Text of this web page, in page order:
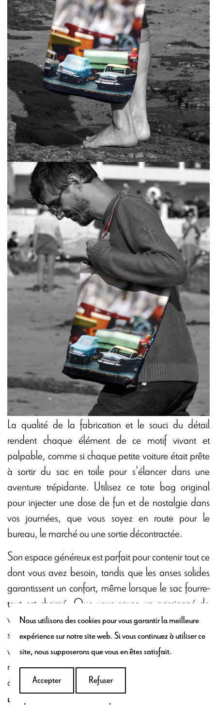
La qualité de la fabrication et le souci du détail
rendent chaque élément de ce motif vivant et
palpable, comme si chaque petite voiture était prête
à sortir du sac en toile pour s'élancer dans une
aventure trépidante. Utilisez ce tote bag original
pour injecter une dose de fun et de nostalgie dans
vos journées, que vous soyez en route pour le
bureau, le marché ou une sortie décontractée.
Son espace généreux est parfait pour contenir tout ce
dont vous avez besoin, tandis que les anses solides
garantissent un confort, même lorsque le sac fourre-
tout est chargé. Que vous soyez un passionné de
voitures ou que vous cherchiez à revivre les joies
simples de votre enfance, ce tote bag en toileest
votre ticket pour un style à la fois pratique,
nostalgique et infiniment amusant. Embarquez dans
cette
course vers le passé
unique enchanter votre quotidien.
Nous utilisons des cookies pour vous garantir la meilleure
expérience sur notre site web. Si vous continuez à utiliser ce
site, nous supposerons que vous en êtes satisfait.
Accepter Refuser